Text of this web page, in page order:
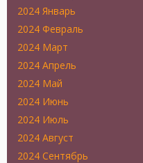
2024 Январь
2024 Февраль
2024 Март
2024 Апрель
2024 Май
2024 Июнь
2024 Июль
2024 Август
2024 Сентябрь